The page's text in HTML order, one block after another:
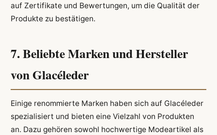
auf Zertifikate und Bewertungen, um die Qualität der
Produkte zu bestätigen.
7. Beliebte Marken und Hersteller
von Glacéleder
Einige renommierte Marken haben sich auf Glacéleder
spezialisiert und bieten eine Vielzahl von Produkten
an. Dazu gehören sowohl hochwertige Modeartikel als